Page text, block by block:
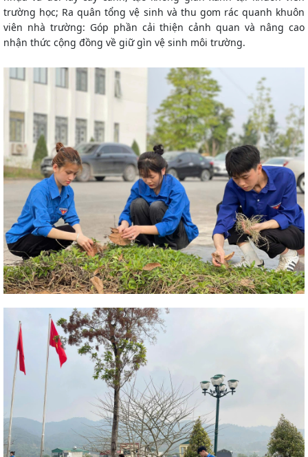
trường học; Ra quân tổng vệ sinh và thu gom rác quanh khuôn
viên nhà trường: Góp phần cải thiện cảnh quan và nâng cao
nhận thức cộng đồng về giữ gìn vệ sinh môi trường.